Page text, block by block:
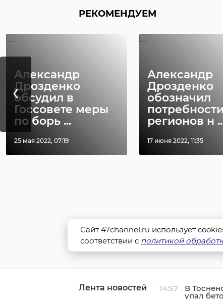
РЕКОМЕНДУЕМ
Александр
Дрозденко
обсудил в
Госсовете меры
по борь ...
25 мая 2022, 07:19
Александр
Дрозденко
обозначил
потребности
регионов н
17 июня 2022, 11:35
‹
Лента новостей 14:57 В
упал
Сайт 47channel.ru использует
соответствии с политикой